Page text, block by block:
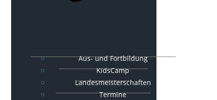
Aus- und Fortbildung
KidsCamp
Landesmeisterschaften
Termine